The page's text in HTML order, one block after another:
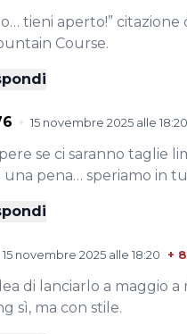
tieni aperto!”
Course.
15 novembre 2025 alle 18:20
se ci saranno taglie
una pena… speriamo in
15 novembre 2025 alle 18:20 +
di lanciarlo a maggio
sì, ma con stile.